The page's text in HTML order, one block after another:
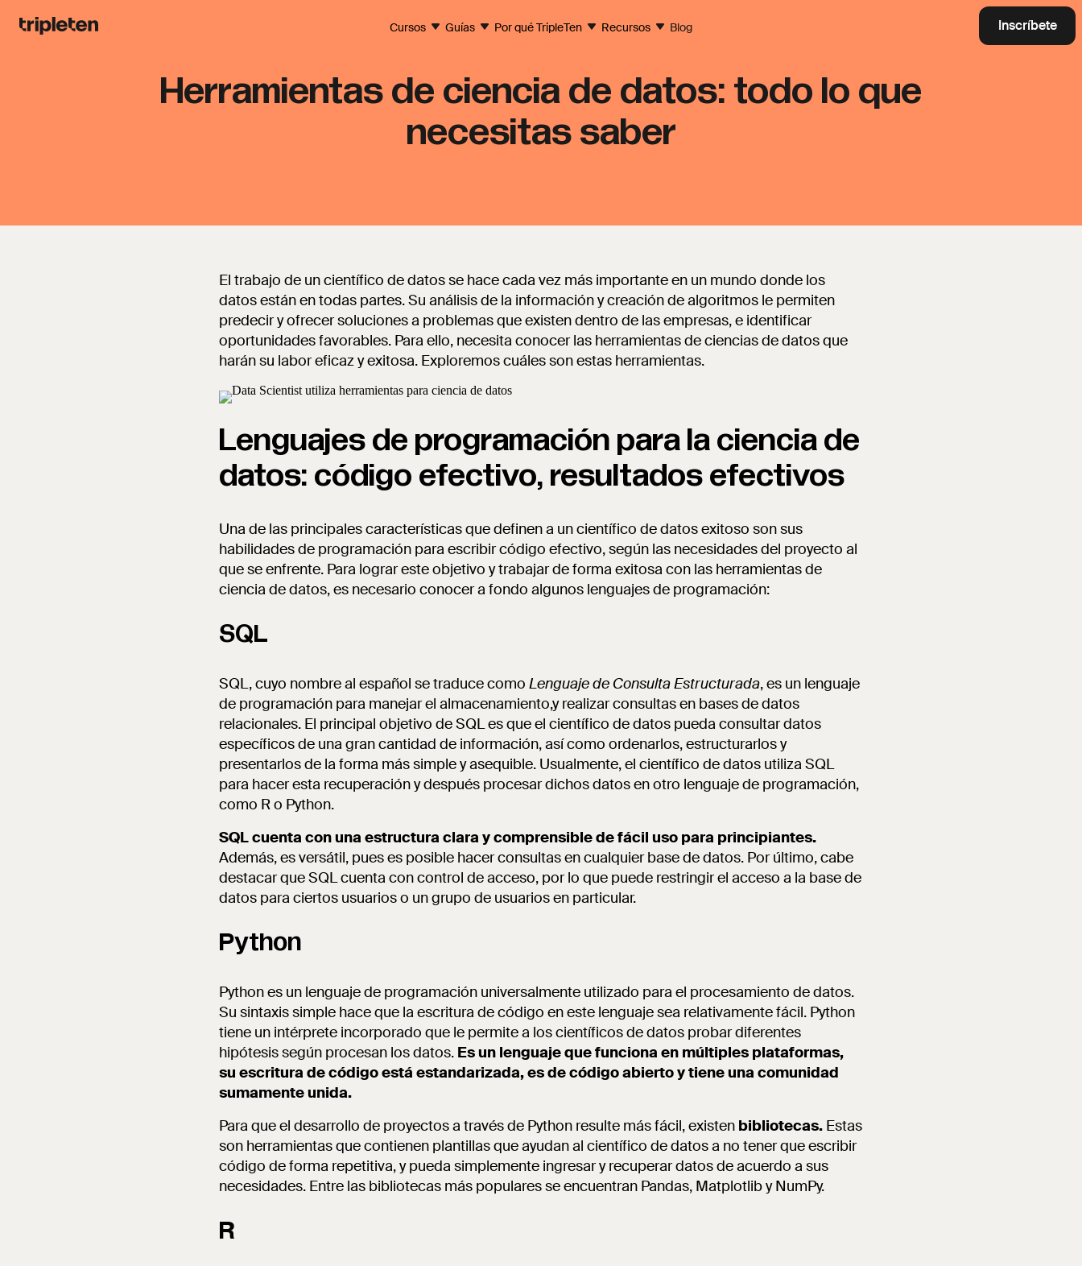
Cursos Guías Por qué TripleTen Recursos Blog Inscríbete
Herramientas de ciencia de datos: todo lo que
necesitas saber
El trabajo de un científico de datos se hace cada vez más importante en un mundo donde los
datos están en todas partes. Su análisis de la información y creación de algoritmos le permiten
predecir y ofrecer soluciones a problemas que existen dentro de las empresas, e identificar
oportunidades favorables. Para ello, necesita conocer las herramientas de ciencias de datos que
harán su labor eficaz y exitosa. Exploremos cuáles son estas herramientas.
Lenguajes de programación para la ciencia de
datos: código efectivo, resultados efectivos
Una de las principales características que definen a un científico de datos exitoso son sus
habilidades de programación para escribir código efectivo, según las necesidades del proyecto al
que se enfrente. Para lograr este objetivo y trabajar de forma exitosa con las herramientas de
ciencia de datos, es necesario conocer a fondo algunos lenguajes de programación:
SQL
SQL, cuyo nombre al español se traduce como Lenguaje de Consulta Estructurada, es un lenguaje
de programación para manejar el almacenamiento,y realizar consultas en bases de datos
relacionales. El principal objetivo de SQL es que el científico de datos pueda consultar datos
específicos de una gran cantidad de información, así como ordenarlos, estructurarlos y
presentarlos de la forma más simple y asequible. Usualmente, el científico de datos utiliza SQL
para hacer esta recuperación y después procesar dichos datos en otro lenguaje de programación,
como R o Python.
SQL cuenta con una estructura clara y comprensible de fácil uso para principiantes.
Además, es versátil, pues es posible hacer consultas en cualquier base de datos. Por último, cabe
destacar que SQL cuenta con control de acceso, por lo que puede restringir el acceso a la base de
datos para ciertos usuarios o un grupo de usuarios en particular.
Python
Python es un lenguaje de programación universalmente utilizado para el procesamiento de datos.
Su sintaxis simple hace que la escritura de código en este lenguaje sea relativamente fácil. Python
tiene un intérprete incorporado que le permite a los científicos de datos probar diferentes
hipótesis según procesan los datos. Es un lenguaje que funciona en múltiples plataformas,
su escritura de código está estandarizada, es de código abierto y tiene una comunidad
sumamente unida.
Para que el desarrollo de proyectos a través de Python resulte más fácil, existen bibliotecas. Estas
son herramientas que contienen plantillas que ayudan al científico de datos a no tener que escribir
código de forma repetitiva, y pueda simplemente ingresar y recuperar datos de acuerdo a sus
necesidades. Entre las bibliotecas más populares se encuentran Pandas, Matplotlib y NumPy.
R